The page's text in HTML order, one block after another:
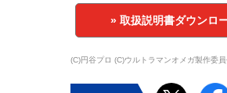
» 取扱説明書ダウンロ
(C)円谷プロ (C)ウルトラマンオメガ製作委